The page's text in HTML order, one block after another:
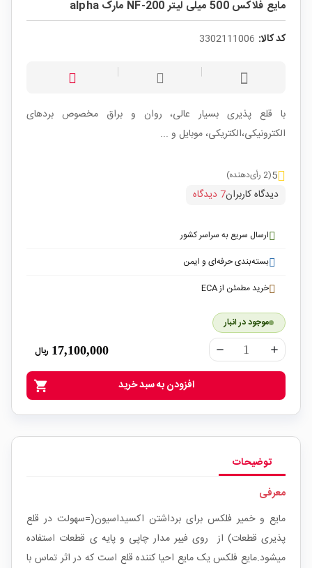
مایع فلاکس 500 میلی لیتر NF-200 مارک alpha
کد کالا: 3302111006
با قلع پذیری بسیار عالی، روان و براق مخصوص بردهای
الکترونیکی،الکتریکی، موبایل و ...
5(2 رأی‌دهنده)
دیدگاه کاربران7 دیدگاه
ارسال سریع به سراسر کشور
بسته‌بندی حرفه‌ای و ایمن
خرید مطمئن از ECA
موجود در انبار
remove add
17,100,000 ریال
shopping_cart افزودن به سبد خرید
توضیحات
معرفی
مایع و خمیر فلکس برای برداشتن اکسیداسیون(=سهولت در قلع
پذیری قطعات) از روی فیبر مدار چاپی و پایه ی قطعات استفاده
میشود.مایع فلکس یک مایع احیا کننده قلع است که در اثر تماس با